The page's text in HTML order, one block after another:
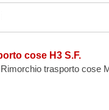
cose H3 S.F.
trasporto cose